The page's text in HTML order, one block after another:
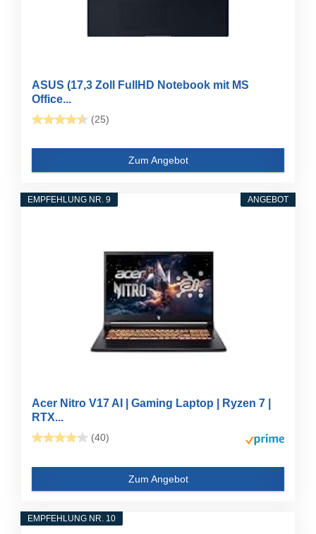
ASUS (17,3 Zoll FullHD Notebook mit MS
Office...
(25)
Zum Angebot
ANGEBOT
EMPFEHLUNG NR. 9
Acer Nitro V17 AI | Gaming Laptop | Ryzen 7 |
RTX...
(40)
Zum Angebot
EMPFEHLUNG NR. 10